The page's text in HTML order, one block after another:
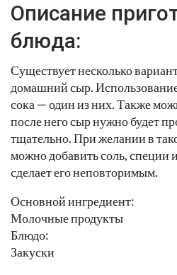
Описание
блюда:
Существует несколько
домашний сыр.
сока — один из них. Также
после него сыр нужно будет
тщательно. При желании в
можно добавить соль, специи
сделает его неповторимым.
Основной ингредиент:
Молочные продукты
Блюдо:
Закуски